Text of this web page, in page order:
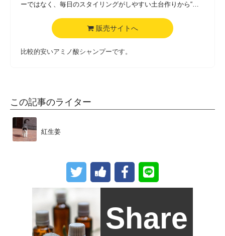
ーではなく、毎日のスタイリングがしやすい土台作りから“健
ヘアデザインへと作り上げます。
アミノ酸＆リピジュア成分配合によりよりツヤと柔らかなサラ
サラな指通りを実感できます。
販売サイトへ
比較的安いアミノ酸シャンプーです。
この記事のライター
紅生姜
Share